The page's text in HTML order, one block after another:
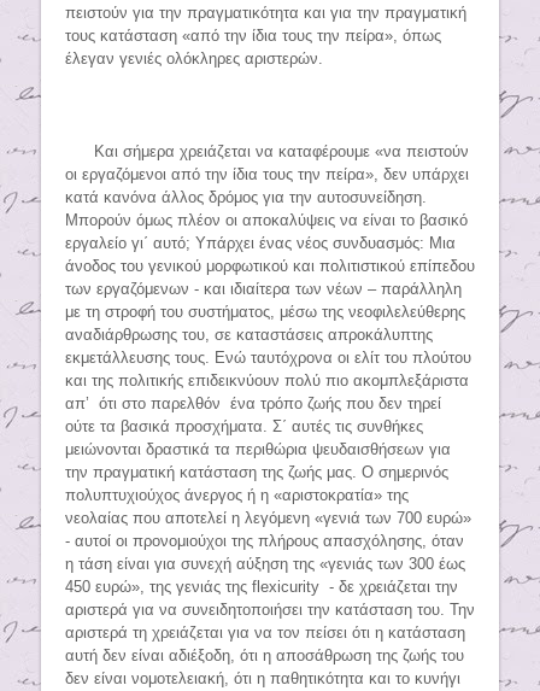
πειστούν για την πραγματικότητα και για την πραγματική
τους κατάσταση «από την ίδια τους την πείρα», όπως
έλεγαν γενιές ολόκληρες αριστερών.
Και σήμερα χρειάζεται να καταφέρουμε «να πειστούν
οι εργαζόμενοι από την ίδια τους την πείρα», δεν υπάρχει
κατά κανόνα άλλος δρόμος για την αυτοσυνείδηση.
Μπορούν όμως πλέον οι αποκαλύψεις να είναι το βασικό
εργαλείο γι΄ αυτό; Υπάρχει ένας νέος συνδυασμός: Μια
άνοδος του γενικού μορφωτικού και πολιτιστικού επίπεδου
των εργαζόμενων - και ιδιαίτερα των νέων – παράλληλη
με τη στροφή του συστήματος, μέσω της νεοφιλελεύθερης
αναδιάρθρωσης του, σε καταστάσεις απροκάλυπτης
εκμετάλλευσης τους. Ενώ ταυτόχρονα οι ελίτ του πλούτου
και της πολιτικής επιδεικνύουν πολύ πιο ακομπλεξάριστα
απ’ ότι στο παρελθόν ένα τρόπο ζωής που δεν τηρεί
ούτε τα βασικά προσχήματα. Σ΄ αυτές τις συνθήκες
μειώνονται δραστικά τα περιθώρια ψευδαισθήσεων για
την πραγματική κατάσταση της ζωής μας. Ο σημερινός
πολυπτυχιούχος άνεργος ή η «αριστοκρατία» της
νεολαίας που αποτελεί η λεγόμενη «γενιά των 700 ευρώ»
- αυτοί οι προνομιούχοι της πλήρους απασχόλησης, όταν
η τάση είναι για συνεχή αύξηση της «γενιάς των 300 έως
450 ευρώ», της γενιάς της flexicurity - δε χρειάζεται την
αριστερά για να συνειδητοποιήσει την κατάσταση του. Την
αριστερά τη χρειάζεται για να τον πείσει ότι η κατάσταση
αυτή δεν είναι αδιέξοδη, ότι η αποσάθρωση της ζωής του
δεν είναι νομοτελειακή, ότι η παθητικότητα και το κυνήγι